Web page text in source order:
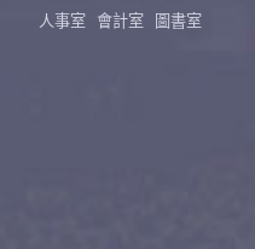
人事室
會計室 圖書室